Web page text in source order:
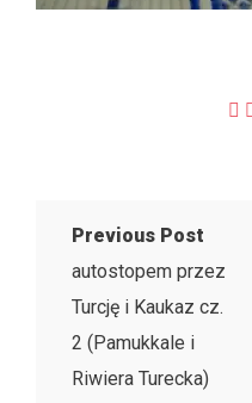
Previous Post
autostopem przez
Turcję i Kaukaz cz.
2 (Pamukkale i
Riwiera Turecka)